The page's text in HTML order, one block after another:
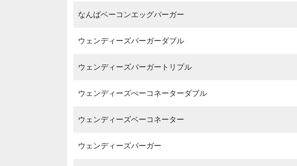
なんばベーコンエッグバーガー
ウェンディーズバーガーダブル
ウェンディーズバーガートリプル
ウェンディーズべーコネーターダブル
ウェンディーズベーコネーター
ウェンディーズバーガー